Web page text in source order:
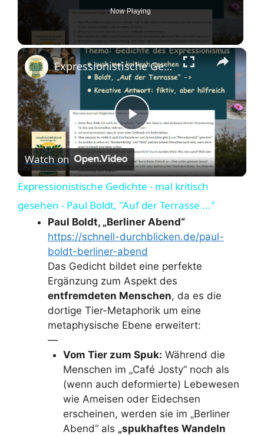
Now Playing
P
l
a
y
V
i
e
o
Expressionistische Gedichte - mal kritisch gesehen - Paul Boldt, "Auf der Terrasse ..."
Watch on
Expressionistische Gedichte - mal kritisch
gesehen - Paul Boldt, "Auf der Terrasse ..."
Paul Boldt, „Berliner Abend“
https://schnell-durchblicken.de/paul-
boldt-berliner-abend
Das Gedicht bildet eine perfekte
Ergänzung zum Aspekt des
entfremdeten Menschen, da es die
dortige Tier-Metaphorik um eine
metaphysische Ebene erweitert:
—
Vom Tier zum Spuk: Während die
Menschen im „Café Josty“ noch als
(wenn auch deformierte) Lebewesen
wie Ameisen oder Eidechsen
erscheinen, werden sie im „Berliner
Abend“ als „spukhaftes Wandeln